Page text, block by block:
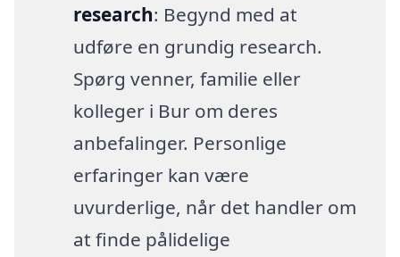
research: Begynd med at
udføre en grundig research.
Spørg venner, familie eller
kolleger i Bur om deres
anbefalinger. Personlige
erfaringer kan være
uvurderlige, når det handler om
at finde pålidelige